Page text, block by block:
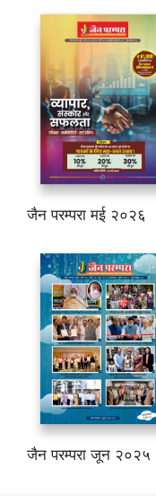
जैन परम्परा मई २०२६
जैन परम्परा जून २०२५